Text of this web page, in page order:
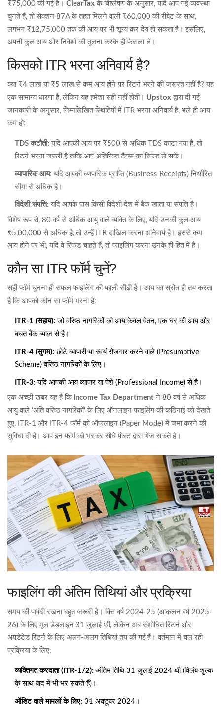
₹75,000 की गई है। ClearTax के विश्लेषण के अनुसार, यदि आप नई व्यवस्था
चुनते हैं, तो सेक्शन 87A के तहत मिलने वाली ₹60,000 की रीबेट के साथ,
लगभग ₹12,75,000 तक की आय पर भी शून्य कर देय हो सकता है। इसलिए,
अपनी कुल आय और निवेशों की तुलना करके ही फैसला लें।
किसको ITR भरना अनिवार्य है?
क्या ₹4 लाख या ₹5 लाख से कम आय होने पर रिटर्न भरने की जरूरत नहीं है? यह
एक सामान्य धारणा है, लेकिन यह हमेशा सही नहीं होती। Upstox द्वारा दी गई
जानकारी के अनुसार, निम्नलिखित स्थितियों में ITR भरना अनिवार्य है, भले ही आय
कम हो:
TDS कटौती: यदि आपकी आय पर ₹500 से अधिक TDS काटा गया है, तो
रिटर्न भरना जरूरी है ताकि आप अतिरिक्त टैक्स का रिफंड ले सकें।
व्यापारिक आय: यदि आपकी व्यापारिक प्राप्ति (Business Receipts) निर्धारित
सीमा से अधिक है।
विदेशी संपत्ति: यदि आपके पास किसी विदेशी देश में बैंक खाता या संपत्ति है।
विशेष रूप से, 80 वर्ष से अधिक आयु वाले व्यक्ति के लिए, यदि उनकी कुल आय
₹5,00,000 से अधिक है, तो उन्हें ITR दाखिल करना अनिवार्य है। इससे कम
आय होने पर भी, यदि वे रिफंड चाहते हैं, तो फाइलिंग करना उनके ही हित में है।
कौन सा ITR फॉर्म चुनें?
सही फॉर्म चुनना ही सफल फाइलिंग की पहली सीढ़ी है। आय का स्रोत ही तय करता
है कि आपको कौन सा फॉर्म भरना है:
ITR-1 (सहाय): जो वरिष्ठ नागरिकों की आय केवल वेतन, एक घर की आय और
बचत बैंक ब्याज से है।
ITR-4 (सुगम): छोटे व्यापारी या स्वयं रोजगार करने वाले (Presumptive
Scheme) वरिष्ठ नागरिकों के लिए।
ITR-3: यदि आपकी आय व्यापार या पेशे (Professional Income) से है।
एक अच्छी खबर यह है कि Income Tax Department ने 80 वर्ष से अधिक
आयु वाले 'अति वरिष्ठ नागरिकों' के लिए ऑनलाइन फाइलिंग की कठिनाई को देखते
हुए, ITR-1 और ITR-4 फॉर्म को ऑफलाइन (Paper Mode) में जमा करने की
सुविधा दी है। आप इन फॉर्म को भरकर सीधे पोस्ट द्वारा भेज सकते हैं।
फाइलिंग की अंतिम तिथियां और प्रक्रिया
समय की पाबंदी रखना बहुत जरूरी है। वित्त वर्ष 2024-25 (आकलन वर्ष 2025-
26) के लिए मूल डेडलाइन 31 जुलाई थी, लेकिन अब संशोधित रिटर्न और
अपडेटेड रिटर्न के लिए अलग-अलग तिथियां तय की गई हैं। वर्तमान में चल रही
प्रक्रिया के लिए:
व्यक्तिगत करदाता (ITR-1/2): अंतिम तिथि 31 जुलाई 2024 थी (विलंब शुल्क
के साथ बाद में भी भर सकते हैं)।
ऑडिट वाले मामलों के लिए: 31 अक्टूबर 2024।